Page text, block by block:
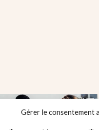
Gérer le consentement